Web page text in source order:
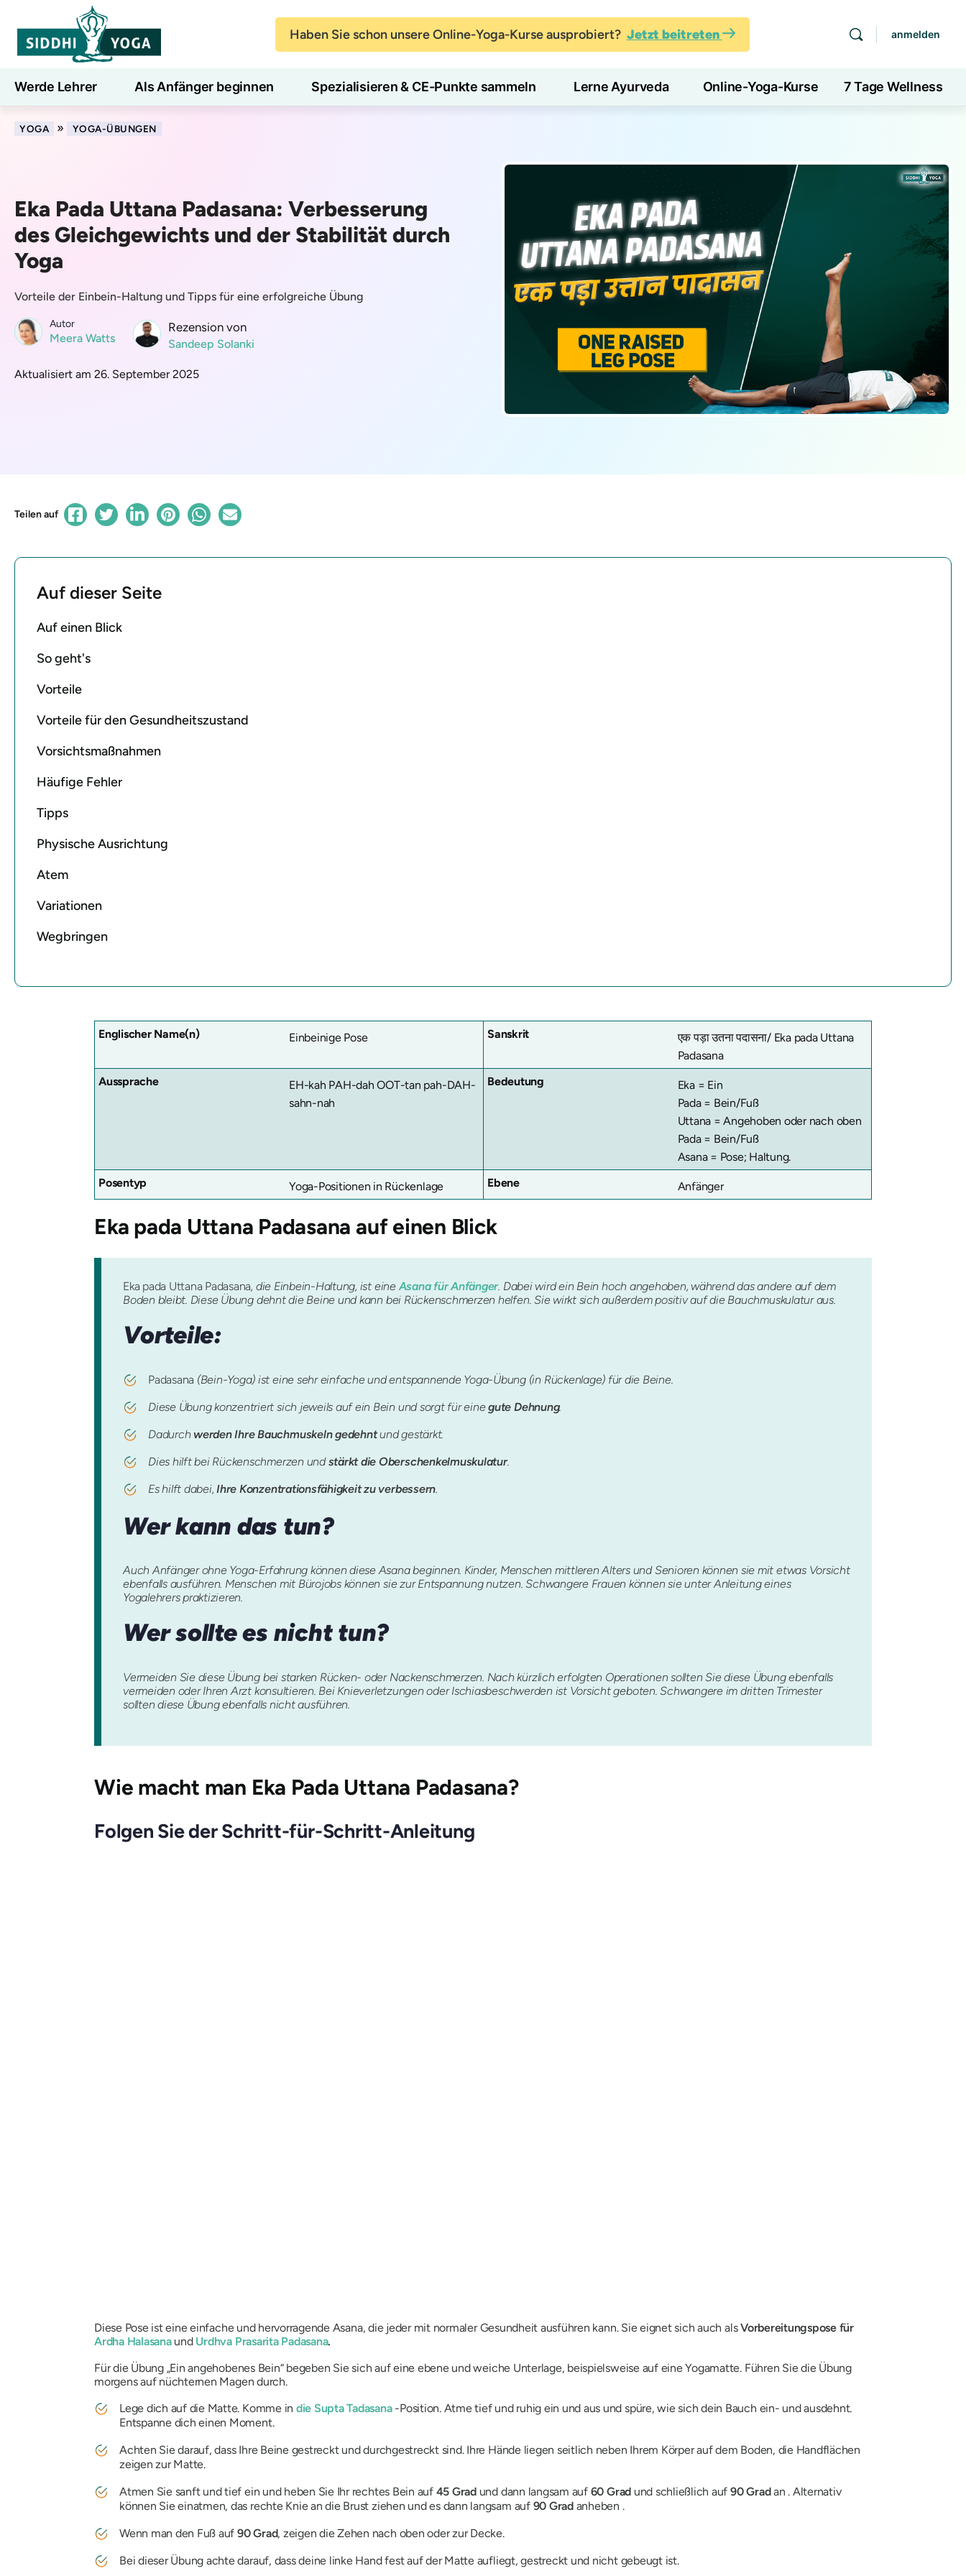
Haben Sie schon unsere Online-Yoga-Kurse ausprobiert? Jetzt beitreten anmelden
Werde Lehrer Als Anfänger beginnen Spezialisieren & CE-Punkte sammeln Lerne Ayurveda Online-Yoga-Kurse 7 Tage Wellness
Blog Lernen
YOGA » YOGA-ÜBUNGEN
Eka Pada Uttana Padasana: Verbesserung
des Gleichgewichts und der Stabilität durch
Yoga
Vorteile der Einbein-Haltung und Tipps für eine erfolgreiche Übung
Autor
Meera Watts
Rezension von
Sandeep Solanki
Aktualisiert am 26. September 2025
Teilen auf
Auf dieser Seite
Auf einen Blick
So geht's
Vorteile
Vorteile für den Gesundheitszustand
Vorsichtsmaßnahmen
Häufige Fehler
Tipps
Physische Ausrichtung
Atem
Variationen
Wegbringen
Englischer Name(n) Einbeinige Pose Sanskrit
एक पड़ा उतना पदासना/ Eka pada Uttana
Padasana
Aussprache
EH-kah PAH-dah OOT-tan pah-DAH-
sahn-nah
Bedeutung
Eka = Ein
Pada = Bein/Fuß
Uttana = Angehoben oder nach oben
Pada = Bein/Fuß
Asana = Pose; Haltung.
Posentyp
Yoga-Positionen in Rückenlage Ebene Anfänger
Eka pada Uttana Padasana auf einen Blick
Eka pada Uttana Padasana, die Einbein-Haltung, ist eineAsana für Anfänger. Dabei wird ein Bein hoch angehoben, während das andere auf dem
Boden bleibt. Diese Übung dehnt die Beine und kann bei Rückenschmerzen helfen. Sie wirkt sich außerdem positiv auf die Bauchmuskulatur aus.
Vorteile:
Padasana (Bein-Yoga) ist eine sehr einfache und entspannende Yoga-Übung (in Rückenlage) für die Beine.
Diese Übung konzentriert sich jeweils auf ein Bein und sorgt für einegute Dehnung.
Dadurch werden Ihre Bauchmuskeln gedehntund gestärkt.
Dies hilft bei Rückenschmerzen undstärkt die Oberschenkelmuskulatur.
Es hilft dabei,Ihre Konzentrationsfähigkeit zu verbessern.
Wer kann das tun?
Auch Anfänger ohne Yoga-Erfahrung können diese Asana beginnen. Kinder, Menschen mittleren Alters und Senioren können sie mit etwas Vorsicht
ebenfalls ausführen. Menschen mit Bürojobs können sie zur Entspannung nutzen. Schwangere Frauen können sie unter Anleitung eines
Yogalehrers praktizieren.
Wer sollte es nicht tun?
Vermeiden Sie diese Übung bei starken Rücken- oder Nackenschmerzen. Nach kürzlich erfolgten Operationen sollten Sie diese Übung ebenfalls
vermeiden oder Ihren Arzt konsultieren. Bei Knieverletzungen oder Ischiasbeschwerden ist Vorsicht geboten. Schwangere im dritten Trimester
sollten diese Übung ebenfalls nicht ausführen.
Wie macht man Eka Pada Uttana Padasana?
Folgen Sie der Schritt-für-Schritt-Anleitung
Diese Pose ist eine einfache und hervorragende Asana, die jeder mit normaler Gesundheit ausführen kann. Sie eignet sich auch alsVorbereitungspose für
Ardha Halasanaund Urdhva Prasarita Padasana.
Für die Übung „Ein angehobenes Bein“ begeben Sie sich auf eine ebene und weiche Unterlage, beispielsweise auf eine Yogamatte. Führen Sie die Übung
morgens auf nüchternen Magen durch.
Lege dich auf die Matte. Komme in die Supta Tadasana-Position. Atme tief und ruhig ein und aus und spüre, wie sich dein Bauch ein- und ausdehnt.
Entspanne dich einen Moment.
Achten Sie darauf, dass Ihre Beine gestreckt und durchgestreckt sind. Ihre Hände liegen seitlich neben Ihrem Körper auf dem Boden, die Handflächen
zeigen zur Matte.
Atmen Sie sanft und tief ein und heben Sie Ihr rechtes Bein auf 45 Gradund dann langsam auf 60 Grad und schließlich auf 90 Gradan . Alternativ
können Sie einatmen, das rechte Knie an die Brust ziehen und es dann langsam auf 90 Gradanheben .
Wenn man den Fuß auf 90 Grad, zeigen die Zehen nach oben oder zur Decke.
Bei dieser Übung achte darauf, dass deine linke Hand fest auf der Matte aufliegt, gestreckt und nicht gebeugt ist.